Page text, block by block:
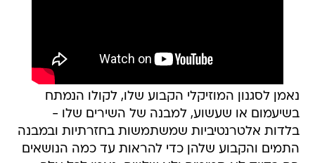
נאמן לסגנון המוזיקלי הקבוע שלו, לקולו הנמתח
בשיעמום או שעשוע, למבנה של השירים שלו -
בלדות אלטרנטיביות שמשתמשות בחזרתיות ובמבנה
התמים והקבוע שלהן כדי להראות עד כמה הנושאים